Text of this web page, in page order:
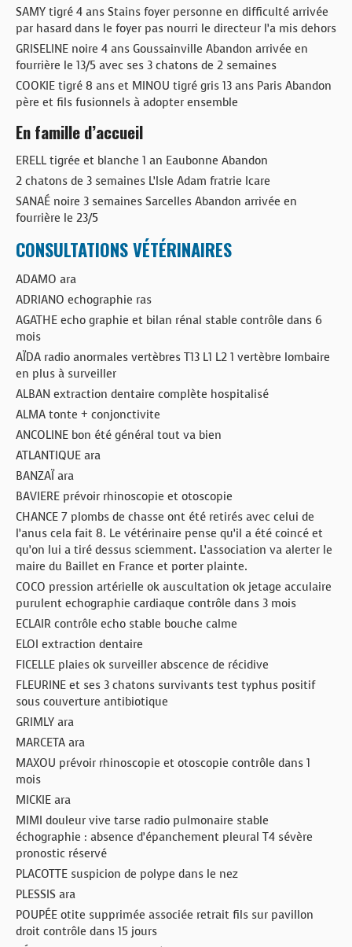
SAMY tigré 4 ans Stains foyer personne en difficulté arrivée
par hasard dans le foyer pas nourri le directeur l’a mis dehors
GRISELINE noire 4 ans Goussainville Abandon arrivée en
fourrière le 13/5 avec ses 3 chatons de 2 semaines
COOKIE tigré 8 ans et MINOU tigré gris 13 ans Paris Abandon
père et fils fusionnels à adopter ensemble
En famille d’accueil
ERELL tigrée et blanche 1 an Eaubonne Abandon
2 chatons de 3 semaines L’Isle Adam fratrie Icare
SANAÉ noire 3 semaines Sarcelles Abandon arrivée en
fourrière le 23/5
CONSULTATIONS VÉTÉRINAIRES
ADAMO ara
ADRIANO echographie ras
AGATHE echo graphie et bilan rénal stable contrôle dans 6
mois
AÏDA radio anormales vertèbres T13 L1 L2 1 vertèbre lombaire
en plus à surveiller
ALBAN extraction dentaire complète hospitalisé
ALMA tonte + conjonctivite
ANCOLINE bon été général tout va bien
ATLANTIQUE ara
BANZAÏ ara
BAVIERE prévoir rhinoscopie et otoscopie
CHANCE 7 plombs de chasse ont été retirés avec celui de
l’anus cela fait 8. Le vétérinaire pense qu’il a été coincé et
qu’on lui a tiré dessus sciemment. L’association va alerter le
maire du Baillet en France et porter plainte.
COCO pression artérielle ok auscultation ok jetage acculaire
purulent echographie cardiaque contrôle dans 3 mois
ECLAIR contrôle echo stable bouche calme
ELOI extraction dentaire
FICELLE plaies ok surveiller abscence de récidive
FLEURINE et ses 3 chatons survivants test typhus positif
sous couverture antibiotique
GRIMLY ara
MARCETA ara
MAXOU prévoir rhinoscopie et otoscopie contrôle dans 1
mois
MICKIE ara
MIMI douleur vive tarse radio pulmonaire stable
échographie : absence d’épanchement pleural T4 sévère
pronostic réservé
PLACOTTE suspicion de polype dans le nez
PLESSIS ara
POUPÉE otite supprimée associée retrait fils sur pavillon
droit contrôle dans 15 jours